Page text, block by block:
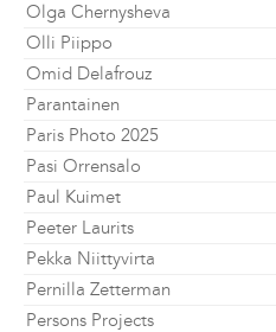
Olga Chernysheva
Olli Piippo
Omid Delafrouz
Parantainen
Paris Photo 2025
Pasi Orrensalo
Paul Kuimet
Peeter Laurits
Pekka Niittyvirta
Pernilla Zetterman
Persons Projects